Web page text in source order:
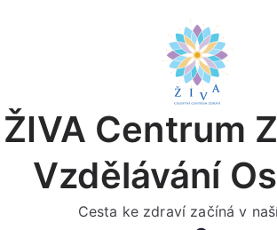
ŽIVA Centrum
Vzdělávání
Cesta ke zdraví začíná v